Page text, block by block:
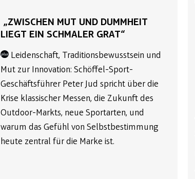
„ZWISCHEN MUT UND DUMMHEIT
LIEGT EIN SCHMALER GRAT“
Leidenschaft, Traditionsbewusstsein und
Mut zur Innovation: Schöffel-Sport-
Geschäftsführer Peter Jud spricht über die
Krise klassischer Messen, die Zukunft des
Outdoor-Markts, neue Sportarten, und
warum das Gefühl von Selbstbestimmung
heute zentral für die Marke ist.